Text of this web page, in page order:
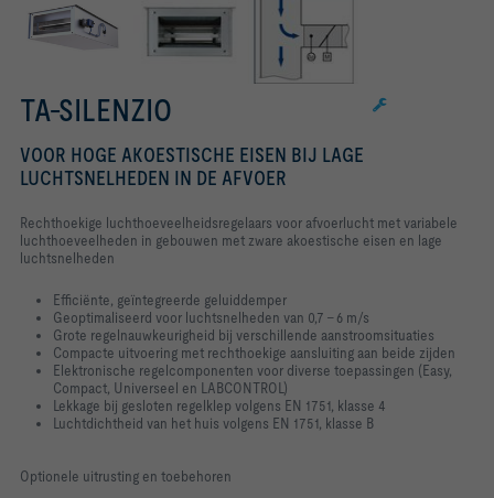
TA-SILENZIO
VOOR HOGE AKOESTISCHE EISEN BIJ LAGE
LUCHTSNELHEDEN IN DE AFVOER
Rechthoekige luchthoeveelheidsregelaars voor afvoerlucht met variabele
luchthoeveelheden in gebouwen met zware akoestische eisen en lage
luchtsnelheden
Efficiënte, geïntegreerde geluiddemper
Geoptimaliseerd voor luchtsnelheden van 0,7 - 6 m/s
Grote regelnauwkeurigheid bij verschillende aanstroomsituaties
Compacte uitvoering met rechthoekige aansluiting aan beide zijden
Elektronische regelcomponenten voor diverse toepassingen (Easy,
Compact, Universeel en LABCONTROL)
Lekkage bij gesloten regelklep volgens EN 1751, klasse 4
Luchtdichtheid van het huis volgens EN 1751, klasse B
Optionele uitrusting en toebehoren